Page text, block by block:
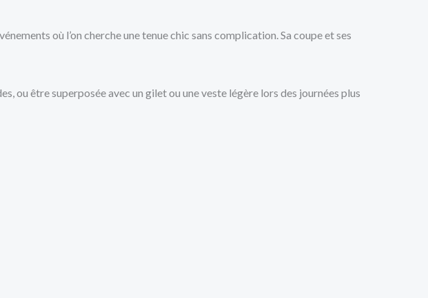
où l’on cherche une tenue chic sans complication. Sa coupe et ses
ou être superposée avec un gilet ou une veste légère lors des journées plus